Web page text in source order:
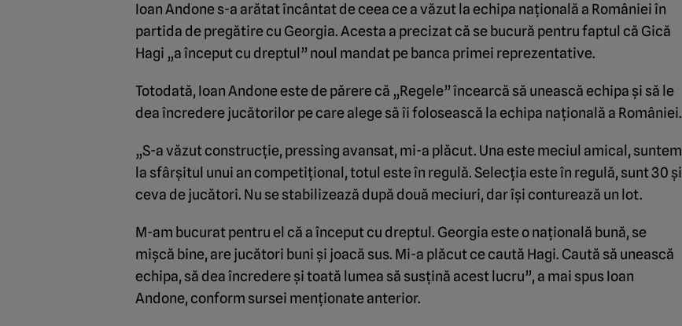
Ioan Andone s-a arătat încântat de ceea ce a văzut la echipa națională a României în
partida de pregătire cu Georgia. Acesta a precizat că se bucură pentru faptul că Gică
Hagi „a început cu dreptul” noul mandat pe banca primei reprezentative.
Totodată, Ioan Andone este de părere că „Regele” încearcă să unească echipa și să le
dea încredere jucătorilor pe care alege să îi folosească la echipa națională a României.
„S-a văzut construcție, pressing avansat, mi-a plăcut. Una este meciul amical, suntem
la sfârșitul unui an competițional, totul este în regulă. Selecția este în regulă, sunt 30 și
ceva de jucători. Nu se stabilizează după două meciuri, dar își conturează un lot.
M-am bucurat pentru el că a început cu dreptul. Georgia este o națională bună, se
mișcă bine, are jucători buni și joacă sus. Mi-a plăcut ce caută Hagi. Caută să unească
echipa, să dea încredere și toată lumea să susțină acest lucru”, a mai spus Ioan
Andone, conform sursei menționate anterior.